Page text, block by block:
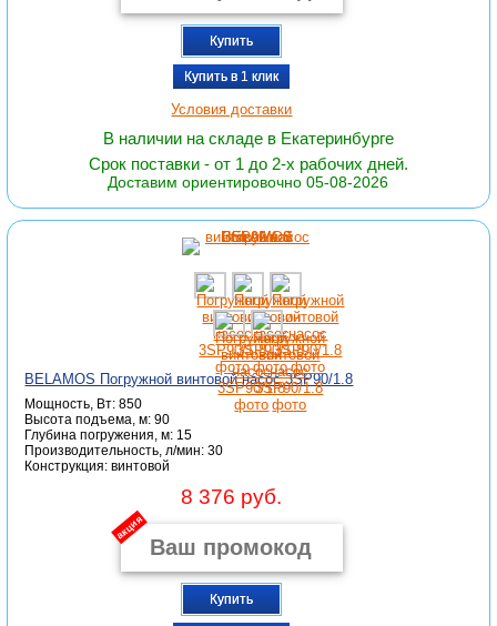
Купить
Купить в 1 клик
Условия доставки
В наличии на складе в Екатеринбурге
Срок поставки - от 1 до 2-х рабочих дней.
Доставим ориентировочно 05-08-2026
BELAMOS Погружной винтовой насос 3SP90/1.8
Мощность, Вт: 850
Высота подъема, м: 90
Глубина погружения, м: 15
Производительность, л/мин: 30
Конструкция: винтовой
8 376 руб.
акция
Купить